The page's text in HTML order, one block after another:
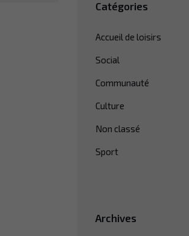
Catégories
Accueil de loisirs
Social
Communauté
Culture
Non classé
Sport
Archives